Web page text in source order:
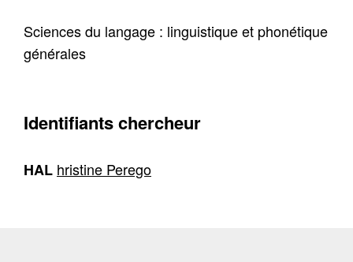
Sciences du langage : linguistique et phonétique
générales
Identifiants chercheur
HAL hristine Perego